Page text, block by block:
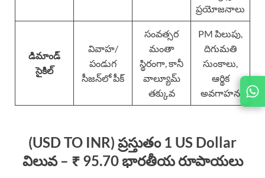
JOIN
US ON
ప్రయోజనాలు
డిమాండ్
సైకిల్
వివాహ/
పండుగ
సీజన్‌లో పీక్
సంవత్సర
మంతా
స్థిరంగా, కానీ
వాల్యూమ్
తక్కువ
PM పిలుపు,
దిగుమతి
సుంకాలు,
ఆర్థిక
అవగాహన
(USD TO INR) ప్రస్తుతం 1 US Dollar
విలువ – ₹ 95.70 భారతీయ రూపాయలు